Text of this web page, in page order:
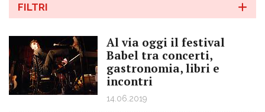
FILTRI
Al via oggi il festival
Babel tra concerti,
gastronomia, libri e
incontri
14.06.2019